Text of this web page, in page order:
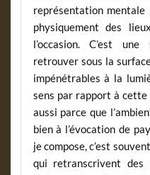
représentation mentale
physiquement des
l’occasion. C’est
retrouver sous la
impénétrables à la
sens par rapport à
aussi parce que
bien à l’évocation de
je compose, c’est
qui retranscrivent des